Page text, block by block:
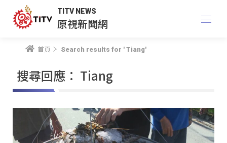
TITV NEWS
原視新聞網
首頁 Search results for ' Tiang'
搜尋回應： Tiang